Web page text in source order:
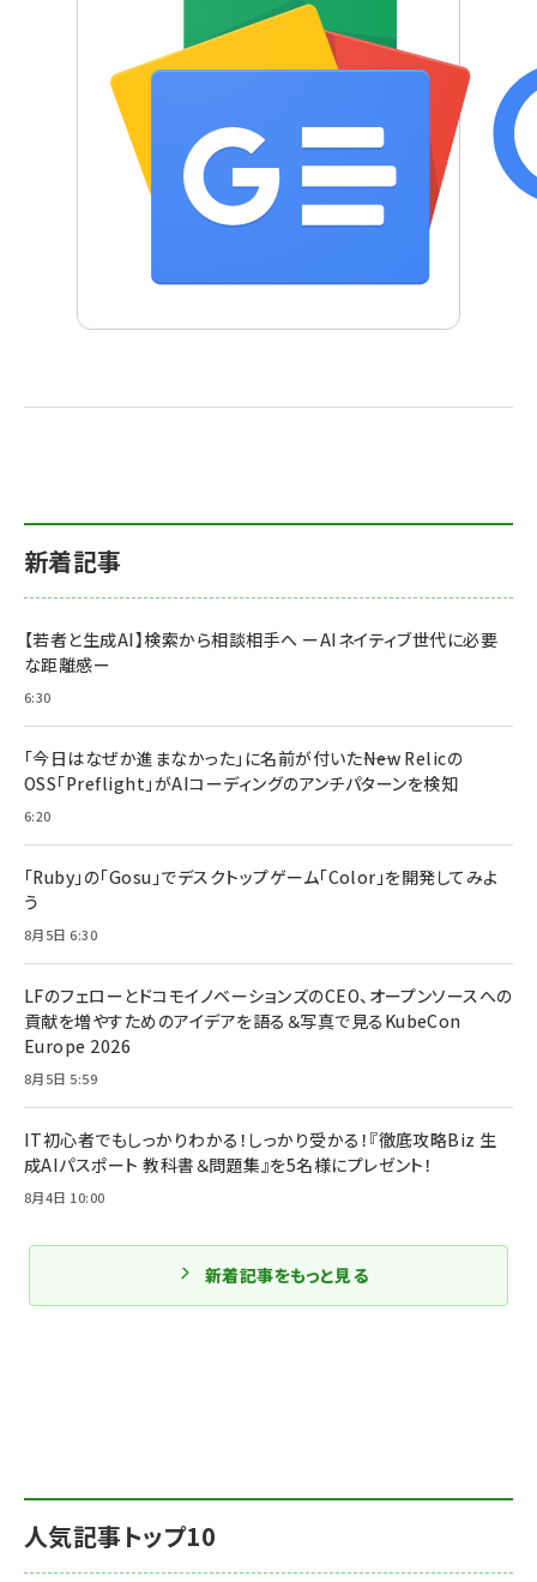
人気記事トップ10
新着記事
【若者と生成AI】検索から相談相手へ ーAIネイティブ世代に必要
な距離感ー
6:30
「今日はなぜか進まなかった」に名前が付いた――New Relicの
OSS「Preflight」がAIコーディングのアンチパターンを検知
6:20
「Ruby」の「Gosu」でデスクトップゲーム「Color」を開発してみよ
う
8月5日 6:30
LFのフェローとドコモイノベーションズのCEO、オープンソースへの
貢献を増やすためのアイデアを語る＆写真で見るKubeCon
Europe 2026
8月5日 5:59
IT初心者でもしっかりわかる！しっかり受かる！『徹底攻略Biz 生
成AIパスポート 教科書＆問題集』を5名様にプレゼント！
8月4日 10:00
新着記事をもっと見る